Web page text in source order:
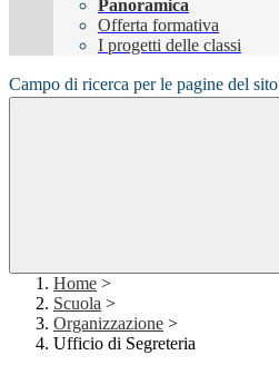
Panoramica
Offerta formativa
I progetti delle classi
Campo di ricerca per le pagine del sito
Home >
Scuola >
Organizzazione >
Ufficio di Segreteria